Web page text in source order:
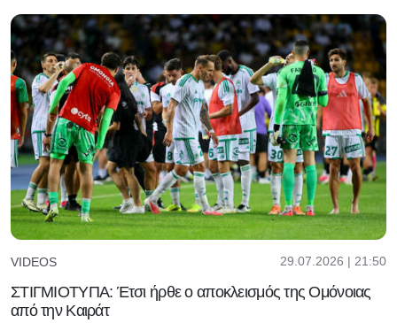
VIDEOS 29.07.2026 | 21:50
ΣΤΙΓΜΙΟΤΥΠΑ: Έτσι ήρθε ο αποκλεισμός της Ομόνοιας
από την Καιράτ